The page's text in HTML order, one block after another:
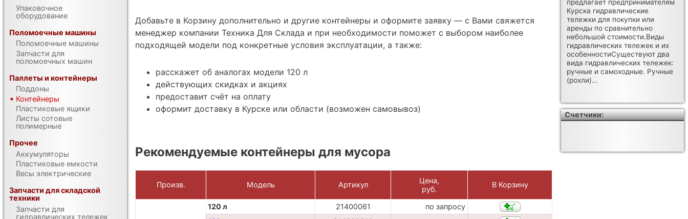
Добавьте в Корзину дополнительно и другие контейнеры и оформите заявку — с Вами свяжется
менеджер компании Техника Для Склада и при необходимости поможет с выбором наиболее
подходящей модели под конкретные условия эксплуатации, а также:
расскажет об аналогах модели 120 л
действующих скидках и акциях
предоставит счёт на оплату
оформит доставку в Курске или области (возможен самовывоз)
Рекомендуемые контейнеры для мусора
Произв. Модель Артикул
Цена,
руб.
В Корзину
120 л 21400061
по запросу
Упаковочное
оборудование
Поломоечные машины
Поломоечные машины
Запчасти для
поломоечных машин
Паллеты и контейнеры
Поддоны
Контейнеры
Пластиковые ящики
Листы сотовые
полимерные
Прочее
Аккумуляторы
Пластиковые емкости
Весы электрические
Запчасти для складской
техники
Запчасти для
гидравлических тележек
предлагает предпринимателям
Курска гидравлические
тележки для покупки или
аренды по сравнительно
небольшой стоимости.Виды
гидравлических тележек и их
особенностиСуществуют два
вида гидравлических тележек:
ручные и самоходные. Ручные
(рохли)...
Счетчики: